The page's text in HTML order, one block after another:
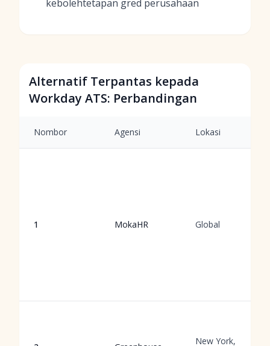
kebolehtetapan gred perusahaan
Alternatif Terpantas kepada
Workday ATS: Perbandingan
Nombor Agensi Lokasi
1 MokaHR Global
New York,